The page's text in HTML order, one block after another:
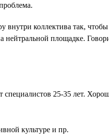
коллектива так,
площадке.
25-35 лет.
культуре и пр.